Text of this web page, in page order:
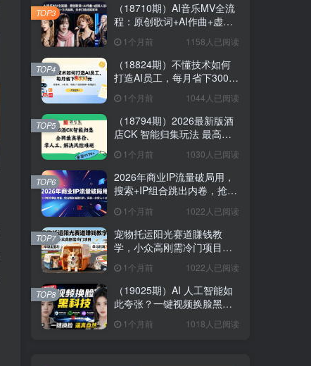
（18710期）AI音乐MV全流
程：原创歌词+AI作曲+虚拟
人设+对口型+剪映后期，五
步打造虚拟歌手
1个月前 1158人已阅读
TOP3
（18824期）不懂技术如何
打造AI员工，每月省下3000
元，附闲鱼、小红书、电商3
个真实案例+开源提示
1个月前 1044人已阅读
TOP4
（18794期）2026最新版酒
店CK 智能归集玩法 最高单
价、零成本、零人工 操作、
解决风控难题
1个月前 1030人已阅读
TOP5
2026年商业IP流量破局用，
搜索+IP组合跳出内卷，抢占
入十分回报
1个月前 1022人已阅读
TOP6
宠物托运阳光赛道賺钱教
学，小众高刚需冷门项目，
润200+
1个月前 1022人已阅读
TOP7
（19025期）AI 人工智能如
此夸张？一键视频换脸黑科
视频换脸娱乐工具， AI
1个月前 1018人已阅读
TOP8